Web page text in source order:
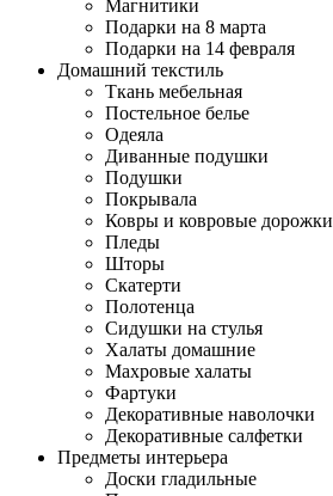
Магнитики
Подарки на 8 марта
Подарки на 14 февраля
Домашний текстиль
Ткань мебельная
Постельное белье
Одеяла
Диванные подушки
Подушки
Покрывала
Ковры и ковровые дорожки
Пледы
Шторы
Скатерти
Полотенца
Сидушки на стулья
Халаты домашние
Махровые халаты
Фартуки
Декоративные наволочки
Декоративные салфетки
Предметы интерьера
Доски гладильные